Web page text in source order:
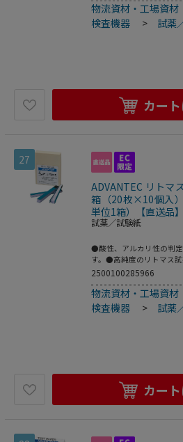
物流資材・工場資材
検査機器
> 試薬
カー
27
ADVANTEC リトマ
箱（20枚×10個入
単位1箱）【直送品】
試薬／試験紙
●酸性、アルカリ性の判
す。●高純度のリトマス
以上）の紙に含浸させた
法：7mm×70mm●入数
の商品は事業者様向け商
2500100285966
物流資材・工場資材
検査機器
> 試薬
カー